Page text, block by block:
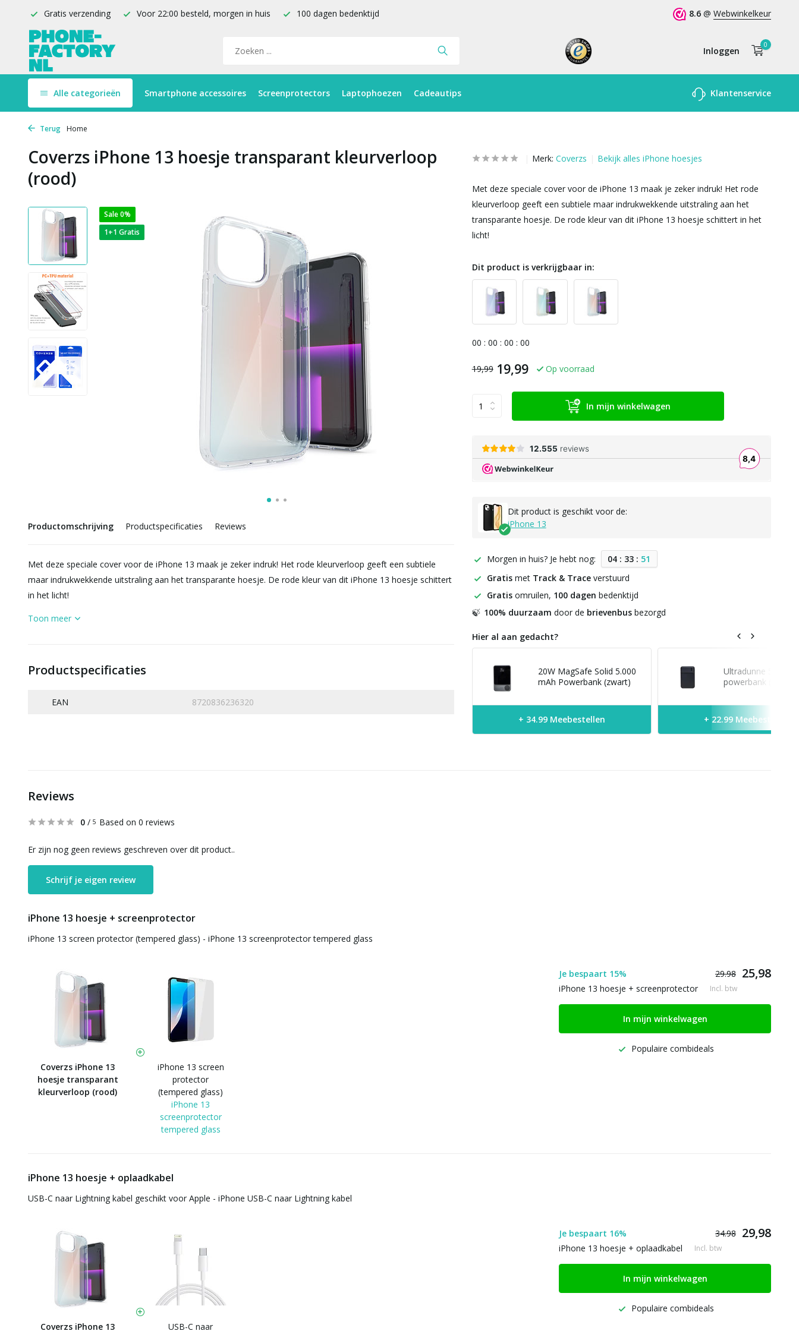
Gratis verzending Voor 22:00 besteld, morgen in huis 100 dagen bedenktijd 8.6 @ Webwinkelkeur
Inloggen
Account
0
Alle categorieën Smartphone accessoires Screenprotectors Laptophoezen Cadeautips Klantenservice
Terug Home
Coverzs iPhone 13 hoesje transparant kleurverloop
(rood)
Sale 0%
1+1 Gratis
Productomschrijving Productspecificaties Reviews
Met deze speciale cover voor de iPhone 13 maak je zeker indruk! Het rode kleurverloop geeft een subtiele
maar indrukwekkende uitstraling aan het transparante hoesje. De rode kleur van dit iPhone 13 hoesje schittert
in het licht!
Toon meer
Productspecificaties
EAN 8720836236320
Merk: Coverzs Bekijk alles iPhone hoesjes
Met deze speciale cover voor de iPhone 13 maak je zeker indruk! Het rode
kleurverloop geeft een subtiele maar indrukwekkende uitstraling aan het
transparante hoesje. De rode kleur van dit iPhone 13 hoesje schittert in het
licht!
Dit product is verkrijgbaar in:
00 : 00 : 00 : 00
19,99 19,99 Op voorraad
In mijn winkelwagen
Dit product is geschikt voor de:
iPhone 13
Morgen in huis? Je hebt nog: 04 : 33 : 50
Gratismet Track & Traceverstuurd
Gratisomruilen, 100 dagen bedenktijd
🍃 100% duurzaam door de brievenbusbezorgd
Hier al aan gedacht?
20W MagSafe Solid 5.000
mAh Powerbank (zwart)
+ 34.99 Meebestellen
Ultradunne 5.000
powerbank (zwart)
+ 22.99 Meebestellen
Reviews
0 / 5 Based on 0 reviews
Er zijn nog geen reviews geschreven over dit product..
Schrijf je eigen review
iPhone 13 hoesje + screenprotector
iPhone 13 screen protector (tempered glass) - iPhone 13 screenprotector tempered glass
Coverzs iPhone 13
hoesje transparant
kleurverloop (rood)
iPhone 13 screen
protector
(tempered glass)
iPhone 13
screenprotector
tempered glass
Je bespaart 15% 29.98 25,98
iPhone 13 hoesje + screenprotector Incl. btw
In mijn winkelwagen
Populaire combideals
iPhone 13 hoesje + oplaadkabel
USB-C naar Lightning kabel geschikt voor Apple - iPhone USB-C naar Lightning kabel
Coverzs iPhone 13 USB-C naar
Je bespaart 16% 34.98 29,98
iPhone 13 hoesje + oplaadkabel Incl. btw
In mijn winkelwagen
Populaire combideals